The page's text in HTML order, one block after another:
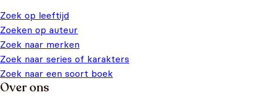
Zoek op leeftijd
Zoeken op auteur
Zoek naar merken
Zoek naar series of karakters
Zoek naar een soort boek
Over ons